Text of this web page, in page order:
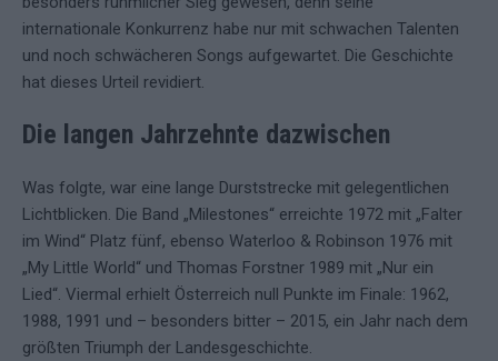
internationale Konkurrenz habe nur mit schwachen Talenten
und noch schwächeren Songs aufgewartet. Die Geschichte
hat dieses Urteil revidiert.
Die langen Jahrzehnte dazwischen
Was folgte, war eine lange Durststrecke mit gelegentlichen
Lichtblicken. Die Band „Milestones“ erreichte 1972 mit „Falter
im Wind“ Platz fünf, ebenso Waterloo & Robinson 1976 mit
„My Little World“ und Thomas Forstner 1989 mit „Nur ein
Lied“. Viermal erhielt Österreich null Punkte im Finale: 1962,
1988, 1991 und – besonders bitter – 2015, ein Jahr nach dem
größten Triumph der Landesgeschichte.